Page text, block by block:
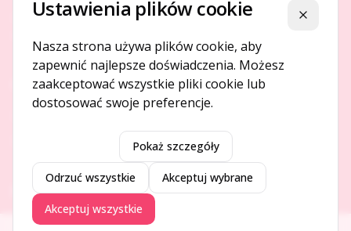
Platforma ogłoszeń i firm, która łączy ludzi i rozwija biznes
O NAS
DODAJ I PROMUJ
Dodaj ogłoszenie
Ustawienia plików cookie Zamknij
Nasza strona używa plików cookie, aby
zapewnić najlepsze doświadczenia. Możesz
zaakceptować wszystkie pliki cookie lub
dostosować swoje preferencje.
Pokaż szczegóły
Odrzuć wszystkie Akceptuj wybrane
Akceptuj wszystkie